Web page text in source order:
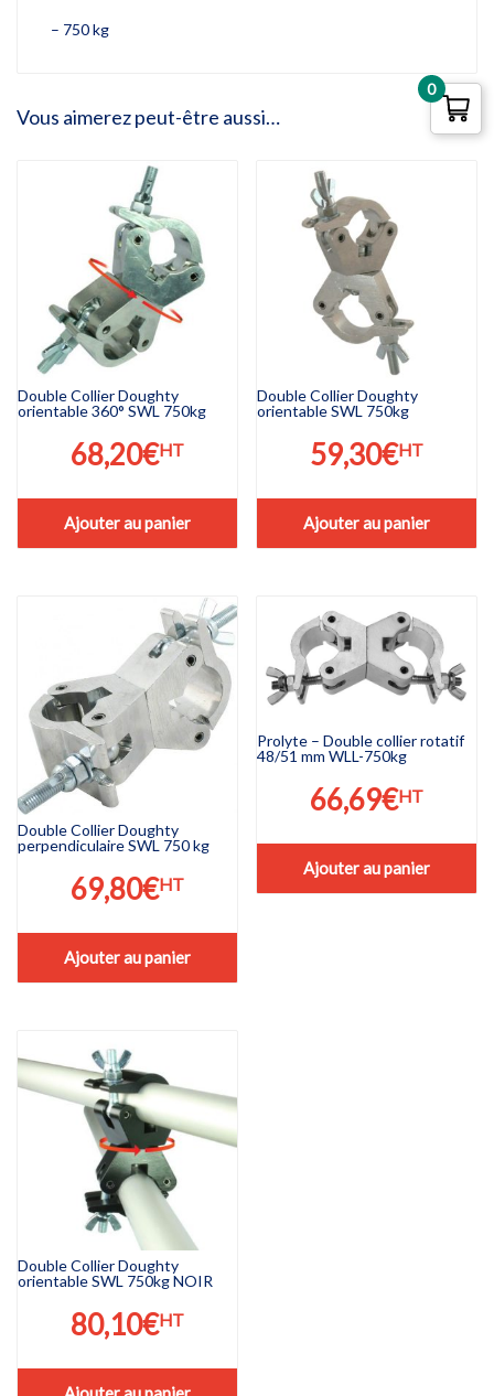
– 750 kg
Vous aimerez peut-être aussi…
Double Collier Doughty
orientable 360° SWL 750kg
68,20€HT
Ajouter au panier
Double Collier Doughty
orientable SWL 750kg
59,30€HT
Ajouter au panier
Double Collier Doughty
perpendiculaire SWL 750 kg
69,80€HT
Ajouter au panier
Prolyte – Double collier rotatif
48/51 mm WLL-750kg
66,69€HT
Ajouter au panier
Double Collier Doughty
orientable SWL 750kg NOIR
80,10€HT
0